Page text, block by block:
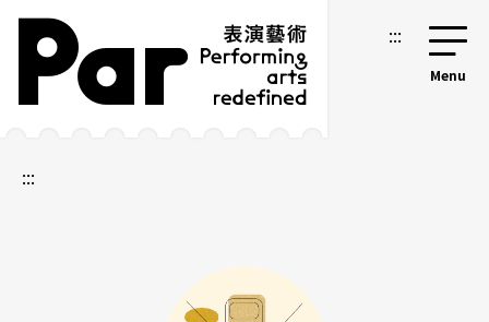
跳到主要內容區塊
網站導覽 :::
:::